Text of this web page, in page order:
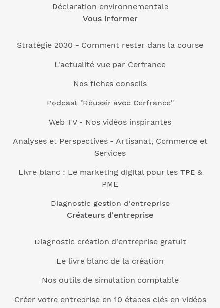
Déclaration environnementale
Vous informer
Stratégie 2030 - Comment rester dans la course
L'actualité vue par Cerfrance
Nos fiches conseils
Podcast "Réussir avec Cerfrance"
Web TV - Nos vidéos inspirantes
Analyses et Perspectives - Artisanat, Commerce et
Services
Livre blanc : Le marketing digital pour les TPE &
PME
Diagnostic gestion d'entreprise
Créateurs d'entreprise
Diagnostic création d'entreprise gratuit
Le livre blanc de la création
Nos outils de simulation comptable
Créer votre entreprise en 10 étapes clés en vidéos